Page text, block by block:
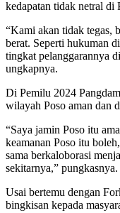
kedapatan tidak netral di
“Kami akan tidak tegas,
berat. Seperti hukuman
tingkat pelanggarannya
ungkapnya.
Di Pemilu 2024
wilayah Poso aman dan
“Saya jamin Poso itu
keamanan Poso itu
sama berkaloborasi
sekitarnya,” pungkasnya.
Usai bertemu dengan
bingkisan kepada